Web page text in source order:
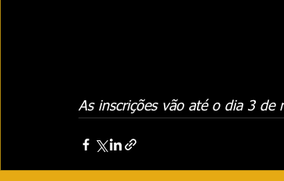
As inscrições vão até o dia 3 de